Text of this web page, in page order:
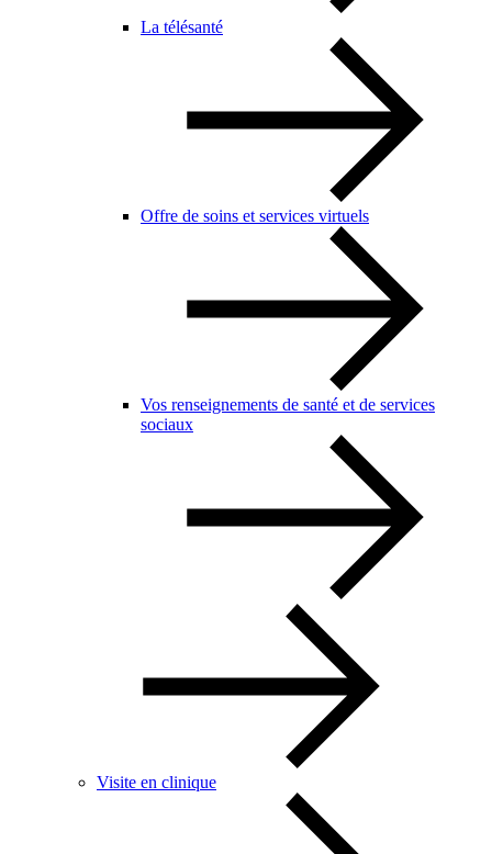
La télésanté
Offre de soins et services virtuels
Vos renseignements de santé et de services
sociaux
Visite en clinique